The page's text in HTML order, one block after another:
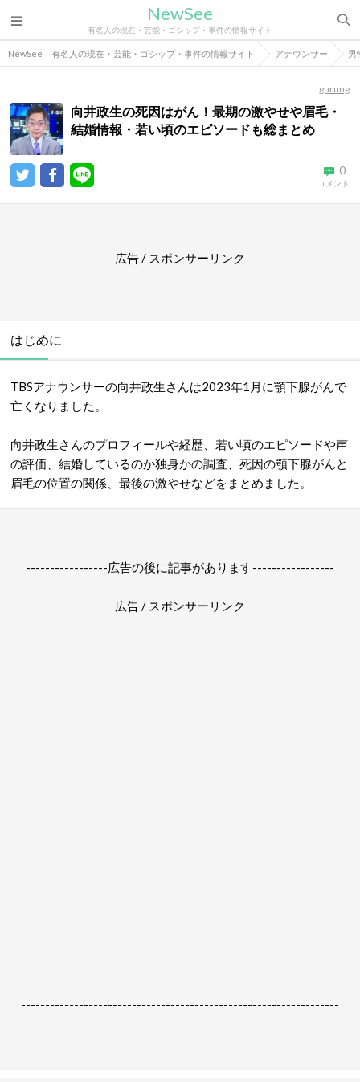
NewSee
有名人の現在・芸能・ゴシップ・事件の情報サイト
NewSee｜有名人の現在・芸能・ゴシップ・事件の情報サイト アナウンサー 男
gurung
向井政生の死因はがん！最期の激やせや眉毛・
結婚情報・若い頃のエピソードも総まとめ
0
コメント
広告 / スポンサーリンク
はじめに
TBSアナウンサーの向井政生さんは2023年1月に顎下腺がんで
亡くなりました。
向井政生さんのプロフィールや経歴、若い頃のエピソードや声
の評価、結婚しているのか独身かの調査、死因の顎下腺がんと
眉毛の位置の関係、最後の激やせなどをまとめました。
-----------------広告の後に記事があります-----------------
広告 / スポンサーリンク
------------------------------------------------------------------